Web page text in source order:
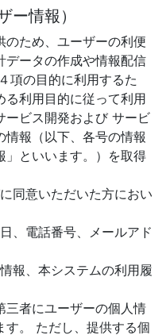
ー情報）
のため、ユーザーの利便
データの作成や情報配信
項の目的に利用するた
る利用目的に従って利用
ービス開発および サービ
情報（以下、各号の情報
」といいます。）を取得
同意いただいた方におい
、電話番号、メールアド
報、本システムの利用履
三者にユーザーの個人情
す。 ただし、提供する個